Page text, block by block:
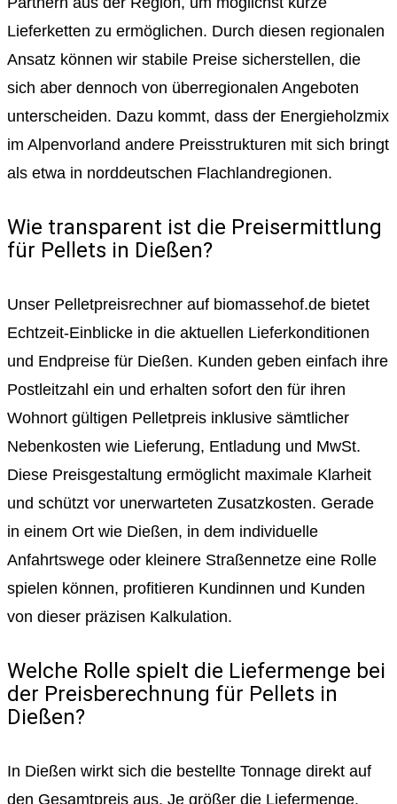
Lieferketten zu ermöglichen. Durch diesen regionalen
Ansatz können wir stabile Preise sicherstellen, die
sich aber dennoch von überregionalen Angeboten
unterscheiden. Dazu kommt, dass der Energieholzmix
im Alpenvorland andere Preisstrukturen mit sich bringt
als etwa in norddeutschen Flachlandregionen.
Wie transparent ist die Preisermittlung
für Pellets in Dießen?
Unser Pelletpreisrechner auf biomassehof.de bietet
Echtzeit-Einblicke in die aktuellen Lieferkonditionen
und Endpreise für Dießen. Kunden geben einfach ihre
Postleitzahl ein und erhalten sofort den für ihren
Wohnort gültigen Pelletpreis inklusive sämtlicher
Nebenkosten wie Lieferung, Entladung und MwSt.
Diese Preisgestaltung ermöglicht maximale Klarheit
und schützt vor unerwarteten Zusatzkosten. Gerade
in einem Ort wie Dießen, in dem individuelle
Anfahrtswege oder kleinere Straßennetze eine Rolle
spielen können, profitieren Kundinnen und Kunden
von dieser präzisen Kalkulation.
Welche Rolle spielt die Liefermenge bei
der Preisberechnung für Pellets in
Dießen?
In Dießen wirkt sich die bestellte Tonnage direkt auf
den Gesamtpreis aus. Je größer die Liefermenge,